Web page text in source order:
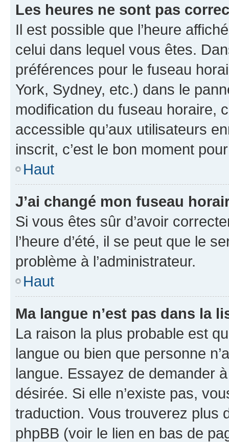
Les heures ne sont pas
Il est possible que l’heure
celui dans lequel vous êtes.
préférences pour le fuseau
York, Sydney, etc.) dans le
modification du fuseau horaire,
accessible qu’aux utilisateurs
inscrit, c’est le bon moment
Haut
J’ai changé mon fuseau
Si vous êtes sûr d’avoir
l’heure d’été, il se peut que le
problème à l’administrateur.
Haut
Ma langue n’est pas dans la
La raison la plus probable est
langue ou bien que personne
langue. Essayez de demander
désirée. Si elle n’existe pas,
traduction. Vous trouverez plus
phpBB (voir le lien en bas de